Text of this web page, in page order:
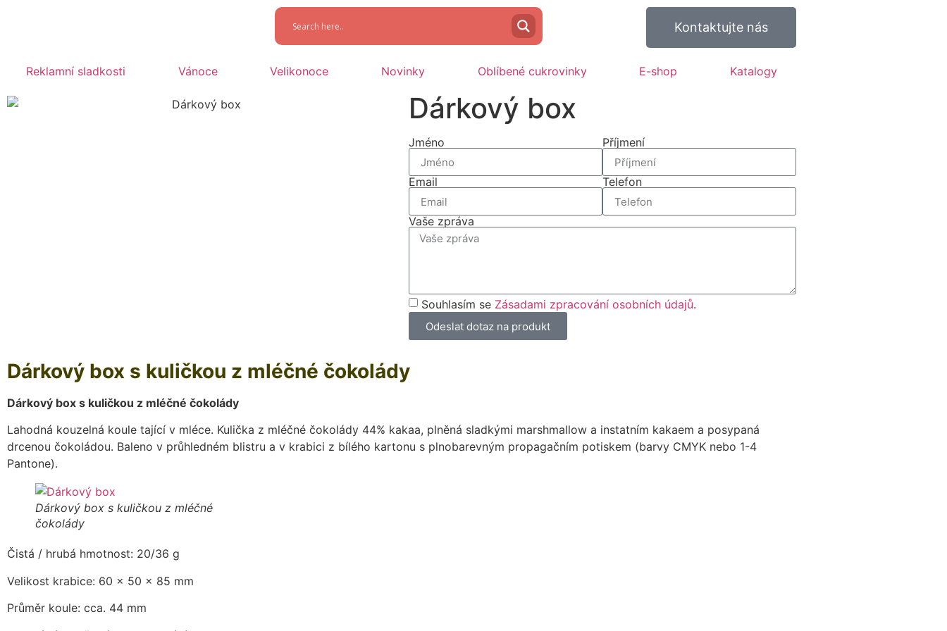
Kontaktujte nás
Reklamní sladkosti Vánoce Velikonoce Novinky Oblíbené cukrovinky E-shop Katalogy
Dárkový box
Jméno Příjmení
Email Telefon
Vaše zpráva
Souhlasím se Zásadami zpracování osobních údajů.
Odeslat dotaz na produkt
Dárkový box s kuličkou z mléčné čokolády
Dárkový box s kuličkou z mléčné čokolády
Lahodná kouzelná koule tající v mléce. Kulička z mléčné čokolády 44% kakaa, plněná sladkými marshmallow a instatním kakaem a posypaná
drcenou čokoládou. Baleno v průhledném blistru a v krabici z bílého kartonu s plnobarevným propagačním potiskem (barvy CMYK nebo 1-4
Pantone).
Dárkový box s kuličkou z mléčné
čokolády
Čistá / hrubá hmotnost: 20/36 g
Velikost krabice: 60 x 50 x 85 mm
Průměr koule: cca. 44 mm